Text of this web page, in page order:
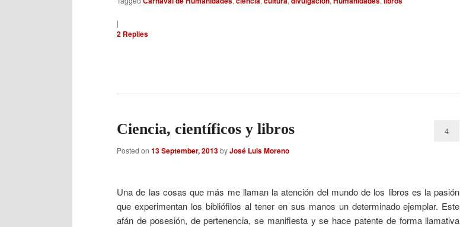
|
2 Replies
Ciencia, científicos y libros
Posted on13 September, 2013byJosé Luis Moreno
4
Una de las cosas que más me llaman la atención del mundo de los libros es la pasión
que experimentan los bibliófilos al tener en sus manos un determinado ejemplar. Este
afán de posesión, de pertenencia, se manifiesta y se hace patente de forma llamativa